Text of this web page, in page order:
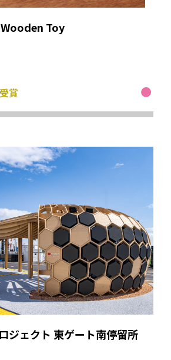
Toy
受賞
ジェクト 東ゲート南停留所